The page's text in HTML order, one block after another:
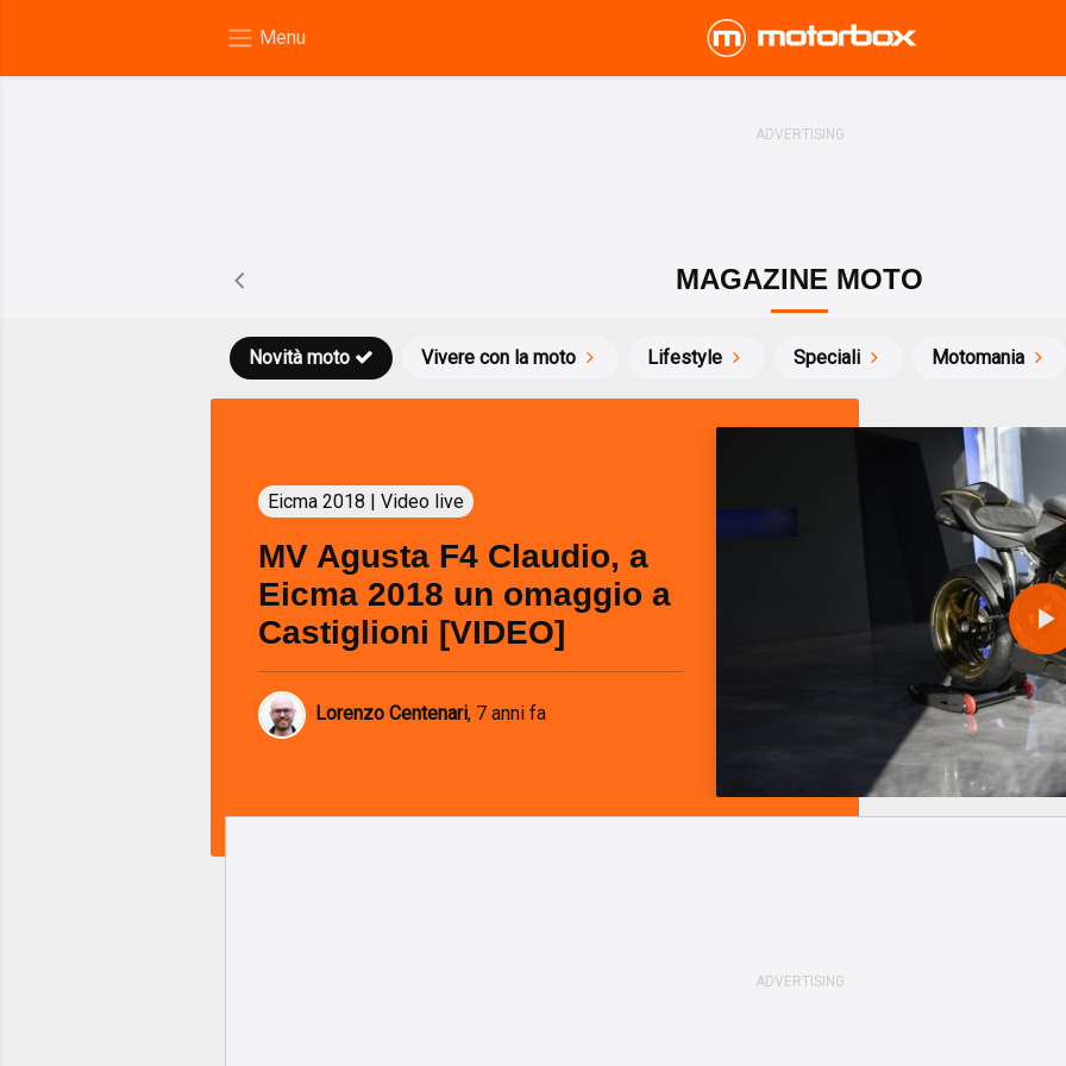
MAGAZINE MOTO
Novità moto Vivere con la moto Lifestyle Speciali Motomania
l
a
y
Eicma 2018 | Video live
MV Agusta F4 Claudio, a
Eicma 2018 un omaggio a
Castiglioni [VIDEO]
Lorenzo Centenari, 7 anni fa